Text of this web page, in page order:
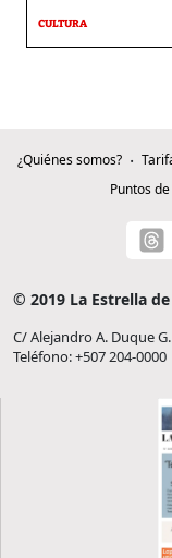
CULTURA
¿Quiénes somos?
Puntos
© 2019 La Estrella
C/ Alejandro A. Duque
Teléfono: +507 204-0000